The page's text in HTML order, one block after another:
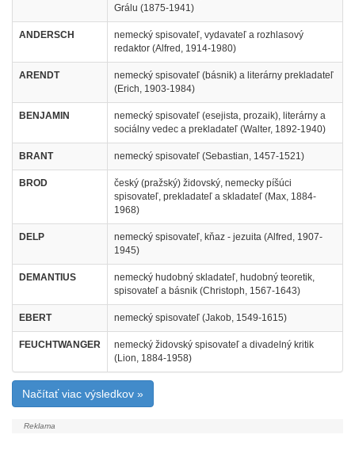
Grálu (1875-1941)
ANDERSCH
nemecký spisovateľ, vydavateľ a rozhlasový
redaktor (Alfred, 1914-1980)
ARENDT
nemecký spisovateľ (básnik) a literárny prekladateľ
(Erich, 1903-1984)
BENJAMIN
nemecký spisovateľ (esejista, prozaik), literárny a
sociálny vedec a prekladateľ (Walter, 1892-1940)
BRANT nemecký spisovateľ (Sebastian, 1457-1521)
BROD
český (pražský) židovský, nemecky píšúci
spisovateľ, prekladateľ a skladateľ (Max, 1884-
1968)
DELP
nemecký spisovateľ, kňaz - jezuita (Alfred, 1907-
1945)
DEMANTIUS
nemecký hudobný skladateľ, hudobný teoretik,
spisovateľ a básnik (Christoph, 1567-1643)
EBERT nemecký spisovateľ (Jakob, 1549-1615)
FEUCHTWANGER
nemecký židovský spisovateľ a divadelný kritik
(Lion, 1884-1958)
Načítať viac výsledkov »